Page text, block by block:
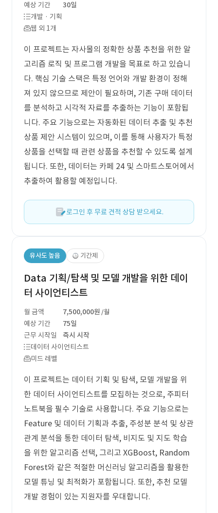
예상 기간
30일
개발 · 기획
웹 외 1개
이 프로젝트는 자사몰의 정확한 상품 추천을 위한 알
고리즘 로직 및 프로그램 개발을 목표로 하고 있습니
다. 핵심 기술 스택은 특정 언어와 개발 환경이 정해
져 있지 않으므로 제안이 필요하며, 기존 구매 데이터
를 분석하고 시각적 자료를 추출하는 기능이 포함됩
니다. 주요 기능으로는 자동화된 데이터 추출 및 추천
상품 제안 시스템이 있으며, 이를 통해 사용자가 특정
상품을 선택할 때 관련 상품을 추천할 수 있도록 설계
됩니다. 또한, 데이터는 카페 24 및 스마트스토어에서
추출하여 활용할 예정입니다.
로그인 후 무료 견적 상담 받으세요.
유사도 높음 기간제
Data 기획/탐색 및 모델 개발을 위한 데이
터 사이언티스트
월 금액 7,500,000원 /월
예상 기간
75일
근무 시작일
즉시 시작
데이터 사이언티스트
미드 레벨
이 프로젝트는 데이터 기획 및 탐색, 모델 개발을 위
한 데이터 사이언티스트를 모집하는 것으로, 주피터
노트북을 필수 기술로 사용합니다. 주요 기능으로는
Feature 및 데이터 기획과 추출, 주성분 분석 및 상관
관계 분석을 통한 데이터 탐색, 비지도 및 지도 학습
을 위한 알고리즘 선택, 그리고 XGBoost, Random
Forest와 같은 적절한 머신러닝 알고리즘을 활용한
모델 튜닝 및 최적화가 포함됩니다. 또한, 추천 모델
개발 경험이 있는 지원자를 우대합니다.